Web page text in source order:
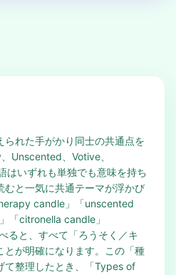
れた手がかり同士の共通点を
Unscented、Votive、
いずれも単独でも意味を持ち
むと一気に共通テーマが浮かび
candle」「unscented
「citronella candle」
ると、すべて「ろうそく／キ
とが明確になります。この「種
て整理したとき、「Types of